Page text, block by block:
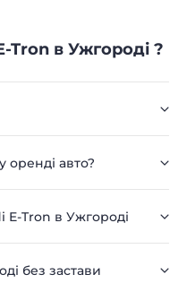
Tron в Ужгороді ?
оренді авто?
Tron в Ужгороді
без застави